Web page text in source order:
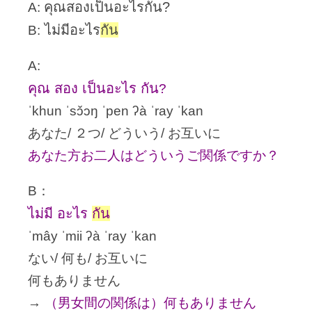
A: คุณสองเป็นอะไรกัน?
B: ไม่มีอะไรกัน
A:
คุณ สอง เป็นอะไร กัน?
ˈkhun ˈsɔ̌ɔŋ ˈpen ʔà ˈray ˈkan
あなた/ ２つ/ どういう/ お互いに
あなた方お二人はどういうご関係ですか？
B：
ไม่มี อะไร กัน
ˈmây ˈmii ʔà ˈray ˈkan
ない/ 何も/ お互いに
何もありません
→
（男女間の関係は）何もありません